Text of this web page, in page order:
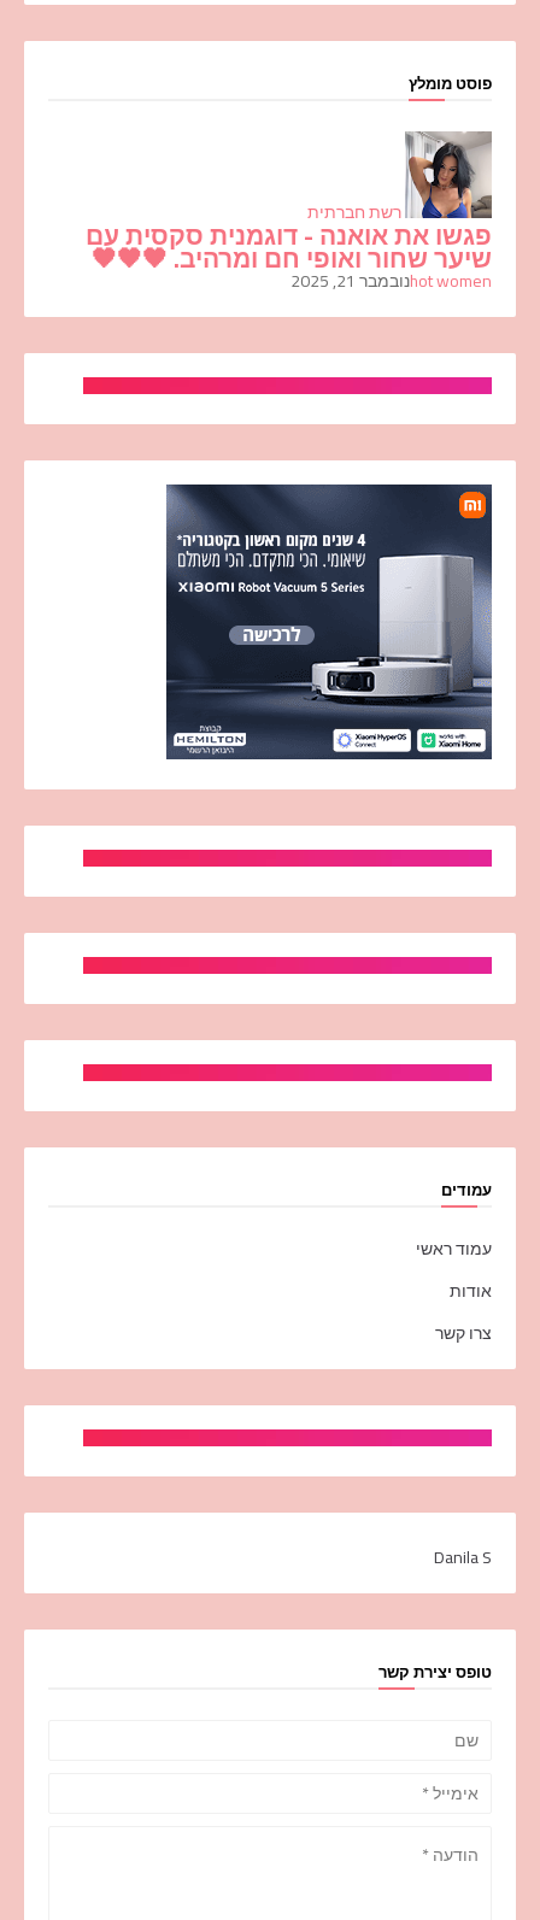
פוסט מומלץ
רשת חברתית
פגשו את אואנה - דוגמנית סקסית עם
שיער שחור ואופי חם ומרהיב. 🖤🖤🖤
hot womenנובמבר 21, 2025
עמודים
עמוד ראשי
אודות
צרו קשר
Danila S
טופס יצירת קשר